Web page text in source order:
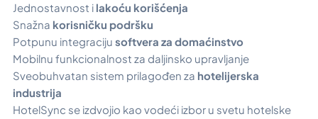
Jednostavnost i lakoću korišćenja
Snažna korisničku podršku
Potpunu integraciju softvera za domaćinstvo
Mobilnu funkcionalnost za daljinsko upravljanje
Sveobuhvatan sistem prilagođen za hotelijerska
industrija
HotelSync se izdvojio kao vodeći izbor u svetu hotelske